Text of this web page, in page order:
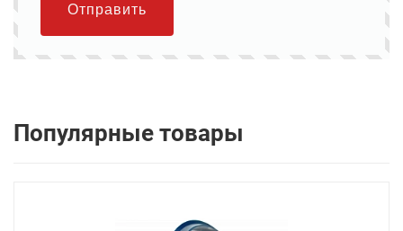
Отправить
Популярные товары